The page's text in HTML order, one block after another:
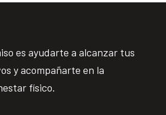
es ayudarte a alcanzar tus
y acompañarte en la
físico.